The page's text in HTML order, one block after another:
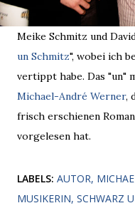
Meike Schmitz und
un Schmitz", wobei ich
vertippt habe. Das "un"
Michael-André Werner,
frisch erschienen
vorgelesen hat.
LABELS: AUTOR
MUSIKERIN SCHWARZ